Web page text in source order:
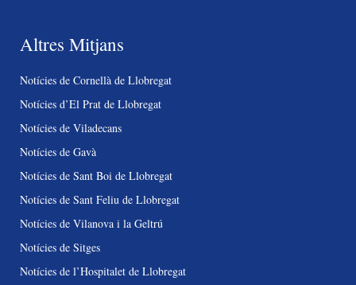
Altres Mitjans
Notícies de Cornellà de Llobregat
Notícies d’El Prat de Llobregat
Notícies de Viladecans
Notícies de Gavà
Notícies de Sant Boi de Llobregat
Notícies de Sant Feliu de Llobregat
Notícies de Vilanova i la Geltrú
Notícies de Sitges
Notícies de l’Hospitalet de Llobregat